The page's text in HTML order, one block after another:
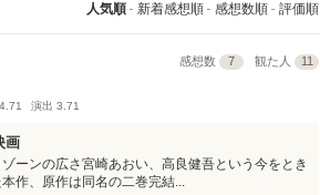
人気順 新着感想順 感想数順 評価順
感想数 7 観た人 11
4.71 演出 3.71
画
ーンの広さ宮崎あおい、高良健吾という今をとき
作、原作は同名の二巻完結...